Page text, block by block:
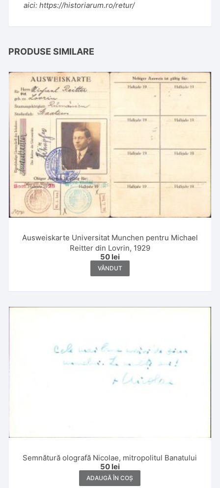
aici:https://historiarum.ro/retur/
PRODUSE SIMILARE
Ausweiskarte Universitat Munchen pentru Michael
Reitter din Lovrin, 1929
50 lei
VÂNDUT
Semnătură olografă Nicolae, mitropolitul Banatului
50 lei
ADAUGĂ ÎN COȘ